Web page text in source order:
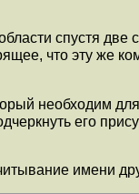
спустя
что эту же
необходим
его
имени